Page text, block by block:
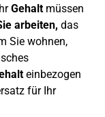
Gehaltmüssen
arbeiten, das
Sie wohnen,
einbezogen
für Ihr